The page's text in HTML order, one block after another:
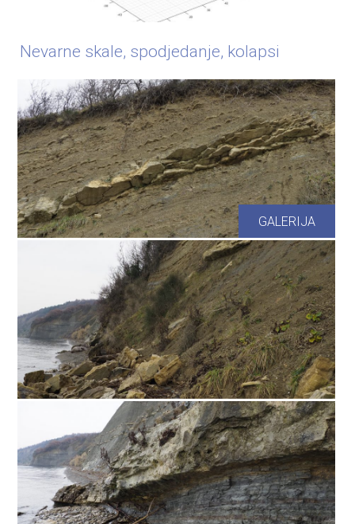
Nevarne skale, spodjedanje, kolapsi
GALERIJA